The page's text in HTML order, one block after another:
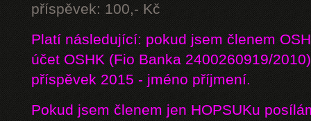
příspěvek: 100,- Kč
Platí následující: pokud jsem členem
účet OSHK (Fio Banka 2400260919/
příspěvek 2015 - jméno příjmení.
Pokud jsem členem jen HOPSUKu